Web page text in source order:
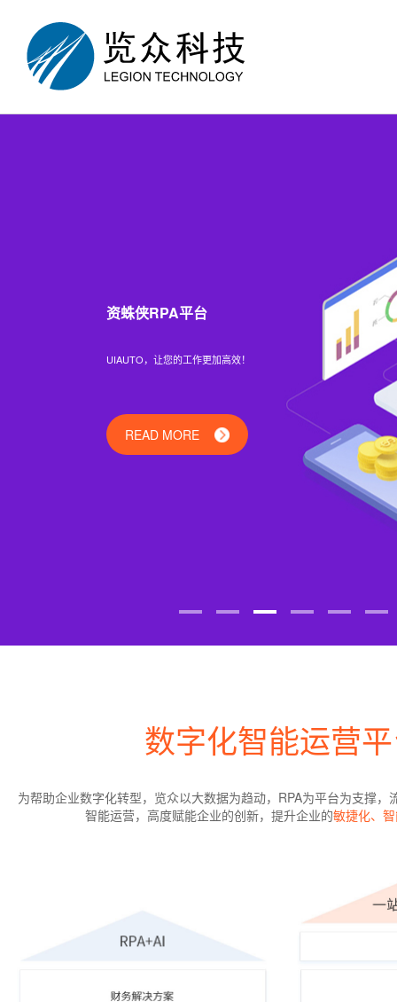
资蛛侠RPA平台
UIAUTO，让您的工作更加高效！
READ MORE
数字化智能运营
为帮助企业数字化转型，览众以大数据为趋动，RPA为平台为支撑，
智能运营，高度赋能企业的创新，提升企业的敏捷化、